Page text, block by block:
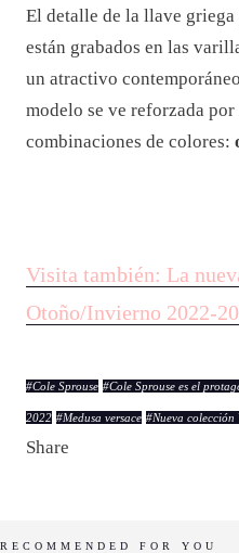
El detalle de la llave
están grabados en las
un atractivo
modelo se ve reforzada
combinaciones de colores:
Visita también: La
Otoño/Invierno 2022-
#Cole Sprouse #Cole Sprouse es el
2022 #Medusa versace #Nueva colección
Share
RECOMMENDED FOR YOU